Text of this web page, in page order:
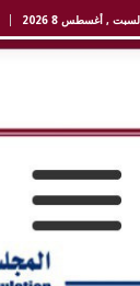
السبت , أغسطس 8 2026